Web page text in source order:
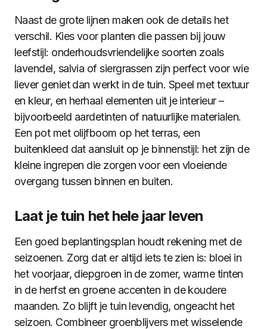
Naast de grote lijnen maken ook de details het
verschil. Kies voor planten die passen bij jouw
leefstijl: onderhoudsvriendelijke soorten zoals
lavendel, salvia of siergrassen zijn perfect voor wie
liever geniet dan werkt in de tuin. Speel met textuur
en kleur, en herhaal elementen uit je interieur –
bijvoorbeeld aardetinten of natuurlijke materialen.
Een pot met olijfboom op het terras, een
buitenkleed dat aansluit op je binnenstijl: het zijn de
kleine ingrepen die zorgen voor een vloeiende
overgang tussen binnen en buiten.
Laat je tuin het hele jaar leven
Een goed beplantingsplan houdt rekening met de
seizoenen. Zorg dat er altijd iets te zien is: bloei in
het voorjaar, diepgroen in de zomer, warme tinten
in de herfst en groene accenten in de koudere
maanden. Zo blijft je tuin levendig, ongeacht het
seizoen. Combineer groenblijvers met wisselende